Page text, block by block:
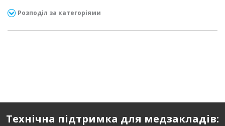
Розподіл за категоріями
Технічна підтримка для медзакладів: